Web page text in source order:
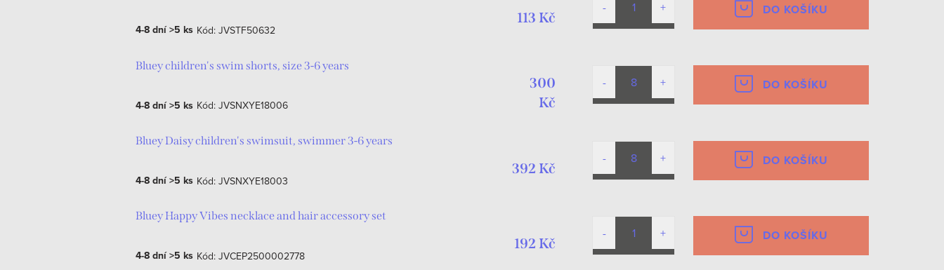
4-8 dní>5 ks Kód: JVSTF50632
113 Kč DO KOŠÍKU
Bluey children's swim shorts, size 3-6 years
4-8 dní>5 ks Kód: JVSNXYE18006
300
Kč
DO KOŠÍKU
Bluey Daisy children's swimsuit, swimmer 3-6 years
4-8 dní>5 ks Kód: JVSNXYE18003
392 Kč DO KOŠÍKU
Bluey Happy Vibes necklace and hair accessory set
4-8 dní>5 ks Kód: JVCEP2500002778
192 Kč DO KOŠÍKU